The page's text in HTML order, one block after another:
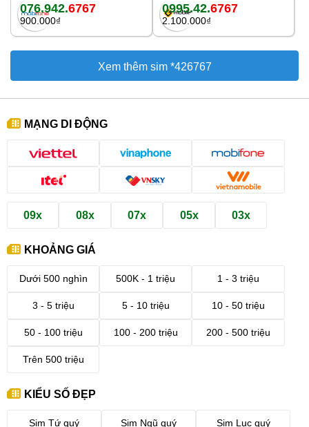
076.942.6767
900.000₫
0995.42.6767
2.100.000₫
Xem thêm sim *426767
MẠNG DI ĐỘNG
09x 08x 07x 05x 03x
KHOẢNG GIÁ
Dưới 500 nghìn 500K - 1 triệu 1 - 3 triệu
3 - 5 triệu 5 - 10 triệu 10 - 50 triệu
50 - 100 triệu 100 - 200 triệu 200 - 500 triệu
Trên 500 triệu
KIỂU SỐ ĐẸP
Sim Tứ quý Sim Ngũ quý Sim Lục quý